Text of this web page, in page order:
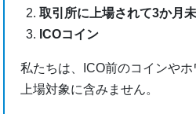
取引所に上場されて3か月
ICOコイン
私たちは、ICO前のコインや
上場対象に含みません。